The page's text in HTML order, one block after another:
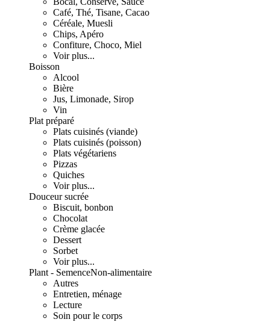
Café, Thé, Tisane, Cacao
Céréale, Muesli
Chips, Apéro
Confiture, Choco, Miel
Voir plus...
Boisson
Alcool
Bière
Jus, Limonade, Sirop
Vin
Plat préparé
Plats cuisinés (viande)
Plats cuisinés (poisson)
Plats végétariens
Pizzas
Quiches
Voir plus...
Douceur sucrée
Biscuit, bonbon
Chocolat
Crème glacée
Dessert
Sorbet
Voir plus...
Plant - SemenceNon-alimentaire
Autres
Entretien, ménage
Lecture
Soin pour le corps